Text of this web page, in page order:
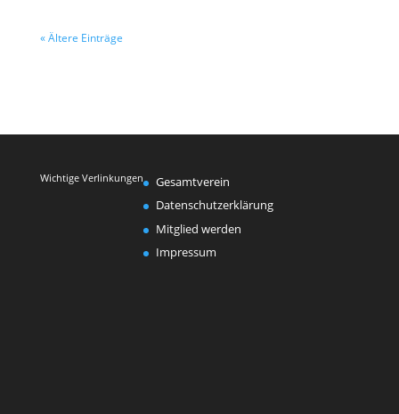
« Ältere Einträge
Wichtige Verlinkungen
Gesamtverein
Datenschutzerklärung
Mitglied werden
Impressum